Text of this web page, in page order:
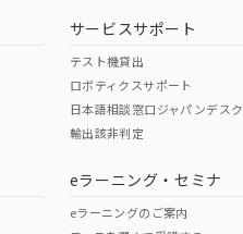
製品の規格認証/適合状況ページへ
ちらのページからご検索ください
サービスサポート
テスト機貸出
ロボティクスサポート
日本語相談窓口ジャパンデスク
輸出該非判定
eラーニング・セミナ
eラーニングのご案内